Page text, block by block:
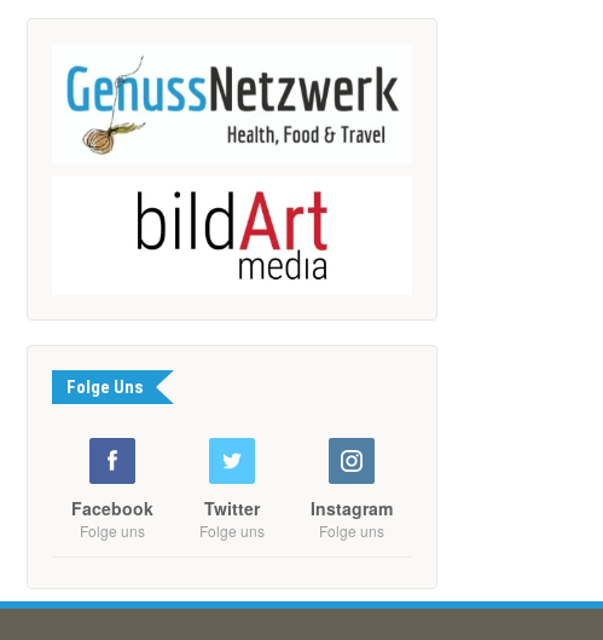
Folge Uns
Facebook
Folge uns
Twitter
Folge uns
Instagram
Folge uns